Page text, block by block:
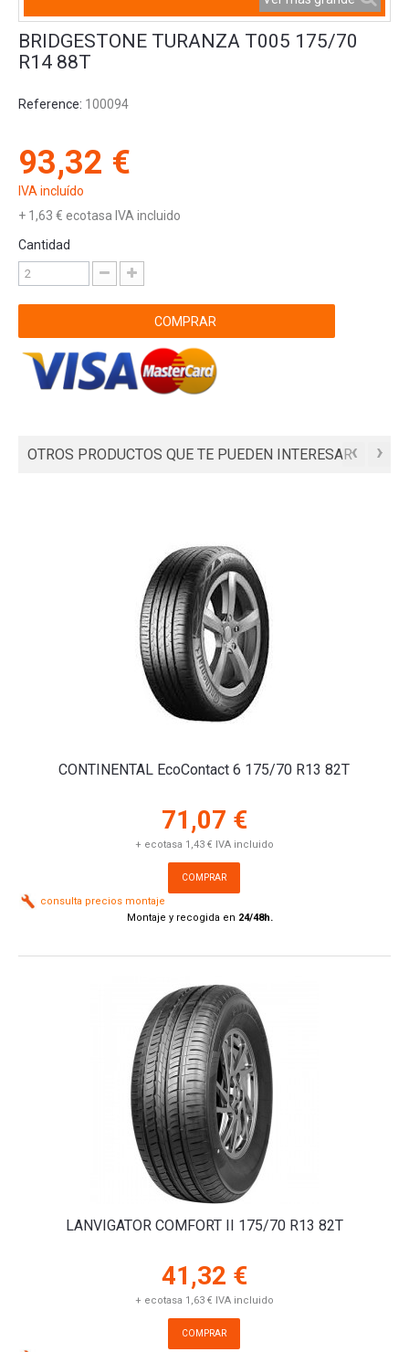
BRIDGESTONE TURANZA T005 175/70
R14 88T
Reference: 100094
93,32 €
IVA incluído
+ 1,63 € ecotasa IVA incluido
Cantidad
COMPRAR
OTROS PRODUCTOS QUE TE PUEDEN INTERESAR‹ ›
CONTINENTAL EcoContact 6 175/70 R13 82T
71,07 €
+ ecotasa 1,43 € IVA incluido
COMPRAR
consulta precios montaje
Montaje y recogida en 24/48h.
LANVIGATOR COMFORT II 175/70 R13 82T
41,32 €
+ ecotasa 1,63 € IVA incluido
COMPRAR